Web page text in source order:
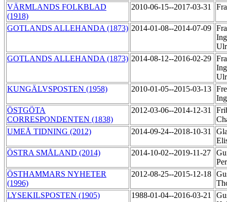
VÄRMLANDS FOLKBLAD
(1918)
2010-06-15--2017-03-31
GOTLANDS ALLEHANDA (1873) 2014-01-08--2014-07-09
GOTLANDS ALLEHANDA (1873) 2014-08-12--2016-02-29
KUNGÄLVSPOSTEN (1958)
2010-01-05--2015-03-13
ÖSTGÖTA
CORRESPONDENTEN (1838)
2012-03-06--2014-12-31
UMEÅ TIDNING (2012)
2014-09-24--2018-10-31
ÖSTRA SMÅLAND (2014)
2014-10-02--2019-11-27
ÖSTHAMMARS NYHETER
(1996)
2012-08-25--2015-12-18
LYSEKILSPOSTEN (1905)
1988-01-04--2016-03-21